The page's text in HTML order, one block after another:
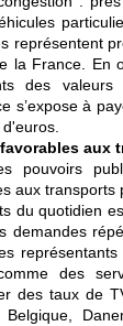
représentent
la France. En
des
s’expose à
aux
pouvoirs
aux transports
du quotidien
des
des taux de